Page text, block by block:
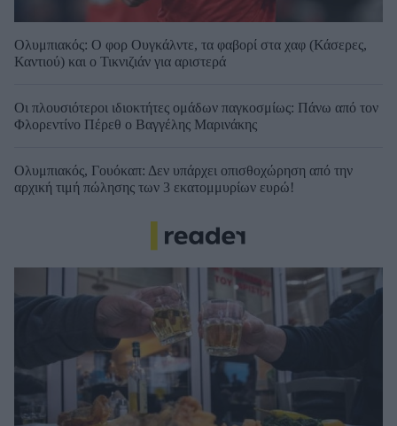
Ολυμπιακός: Ο φορ Ουγκάλντε, τα φαβορί στα χαφ (Κάσερες,
Καντιού) και ο Τικνιζιάν για αριστερά
Οι πλουσιότεροι ιδιοκτήτες ομάδων παγκοσμίως: Πάνω από τον
Φλορεντίνο Πέρεθ ο Βαγγέλης Μαρινάκης
Ολυμπιακός, Γουόκαπ: Δεν υπάρχει οπισθοχώρηση από την
αρχική τιμή πώλησης των 3 εκατομμυρίων ευρώ!